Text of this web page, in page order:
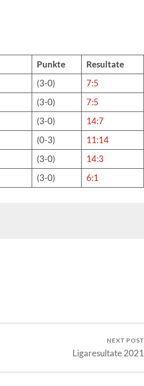
Punkte
Resultate
(3-0)
7:5
(3-0)
7:5
(3-0)
14:7
(0-3)
11:14
(3-0)
14:3
(3-0) 6:1
NEXT POST
Ligaresultate 2021